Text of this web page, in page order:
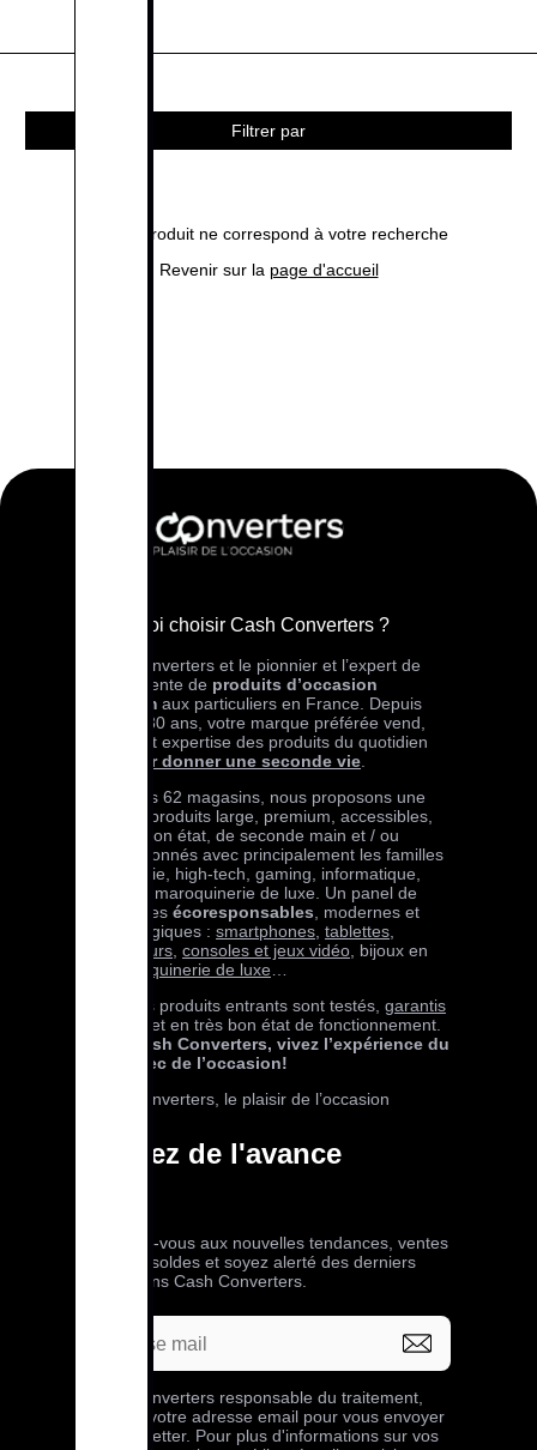
Filtrer par
Aucun produit ne correspond à votre recherche
Revenir sur la page d'accueil
Pourquoi choisir Cash Converters ?
Cash Converters et le pionnier et l’expert de
l’achat-vente de produits d’occasion
premium aux particuliers en France. Depuis
plus de 30 ans, votre marque préférée vend,
achète et expertise des produits du quotidien
leur donner une seconde vie.
Dans nos 62 magasins, nous proposons une
offre de produits large, premium, accessibles,
en très bon état, de seconde main et / ou
reconditionnés avec principalement les familles
téléphonie, high-tech, gaming, informatique,
bijoux et maroquinerie de luxe. Un panel de
références écoresponsables, modernes et
technologiques : smartphones, tablettes,
ordinateurs, consoles et jeux vidéo, bijoux en
maroquinerie de luxe…
Tous nos produits entrants sont testés, garantis
et en très bon état de fonctionnement.
Avec Cash Converters, vivez l’expérience du
neuf avec de l’occasion!
Cash Converters, le plaisir de l’occasion
Prenez de l'avance
Abonnez-vous aux nouvelles tendances, ventes
privées, soldes et soyez alerté des derniers
bons plans Cash Converters.
Cash Converters responsable du traitement,
collecte votre adresse email pour vous envoyer
sa newsletter. Pour plus d'informations sur vos